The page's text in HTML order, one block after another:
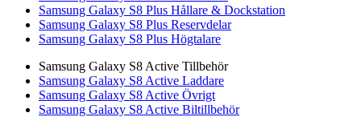
Samsung Galaxy S8 Plus Hållare & Dockstation
Samsung Galaxy S8 Plus Reservdelar
Samsung Galaxy S8 Plus Högtalare
Samsung Galaxy S8 Active Tillbehör
Samsung Galaxy S8 Active Laddare
Samsung Galaxy S8 Active Övrigt
Samsung Galaxy S8 Active Biltillbehör